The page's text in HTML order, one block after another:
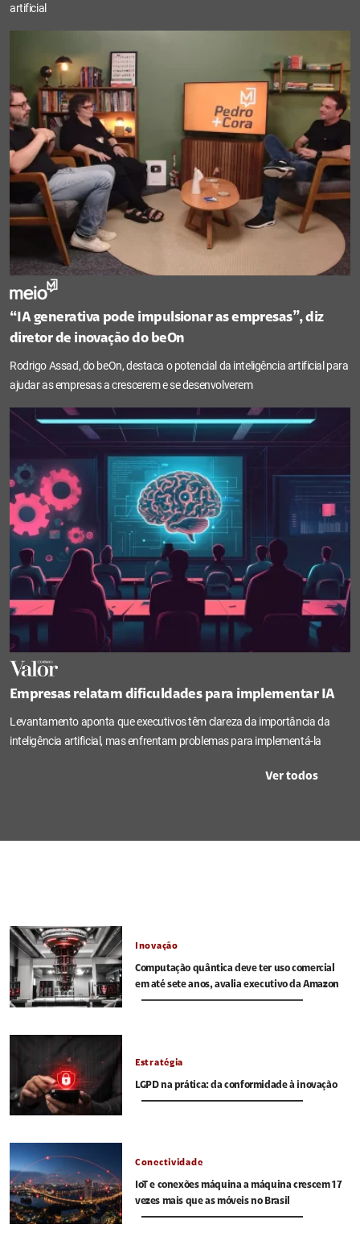
artificial
“IA generativa pode impulsionar as empresas”, diz
diretor de inovação do beOn
Rodrigo Assad, do beOn, destaca o potencial da inteligência artificial para
ajudar as empresas a crescerem e se desenvolverem
Empresas relatam dificuldades para implementar IA
Levantamento aponta que executivos têm clareza da importância da
inteligência artificial, mas enfrentam problemas para implementá-la
Ver todos
Inovação
Computação quântica deve ter uso comercial
em até sete anos, avalia executivo da Amazon
Estratégia
LGPD na prática: da conformidade à inovação
Conectividade
IoT e conexões máquina a máquina crescem 17
vezes mais que as móveis no Brasil